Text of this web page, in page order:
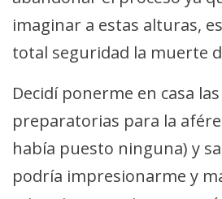
imaginar a estas alturas,
total seguridad la muerte
Decidí ponerme en casa
preparatorias para la
había puesto ninguna) y
podría impresionarme y